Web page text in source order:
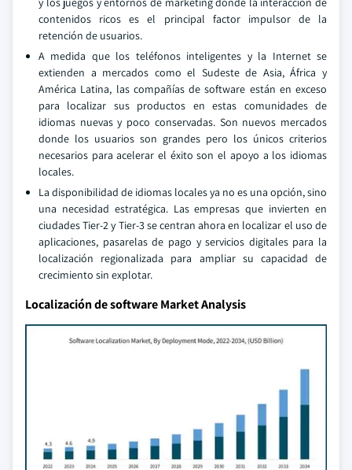
contenidos ricos es el principal factor impulsor de la
retención de usuarios.
A medida que los teléfonos inteligentes y la Internet se
extienden a mercados como el Sudeste de Asia, África y
América Latina, las compañías de software están en exceso
para localizar sus productos en estas comunidades de
idiomas nuevas y poco conservadas. Son nuevos mercados
donde los usuarios son grandes pero los únicos criterios
necesarios para acelerar el éxito son el apoyo a los idiomas
locales.
La disponibilidad de idiomas locales ya no es una opción, sino
una necesidad estratégica. Las empresas que invierten en
ciudades Tier-2 y Tier-3 se centran ahora en localizar el uso de
aplicaciones, pasarelas de pago y servicios digitales para la
localización regionalizada para ampliar su capacidad de
crecimiento sin explotar.
Localización de software Market Analysis